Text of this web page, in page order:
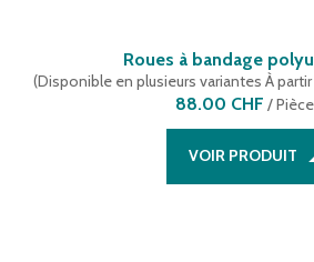
Roues à bandage
(Disponible en plusieurs variantes À
88.00 CHF /
VOIR PRODUIT